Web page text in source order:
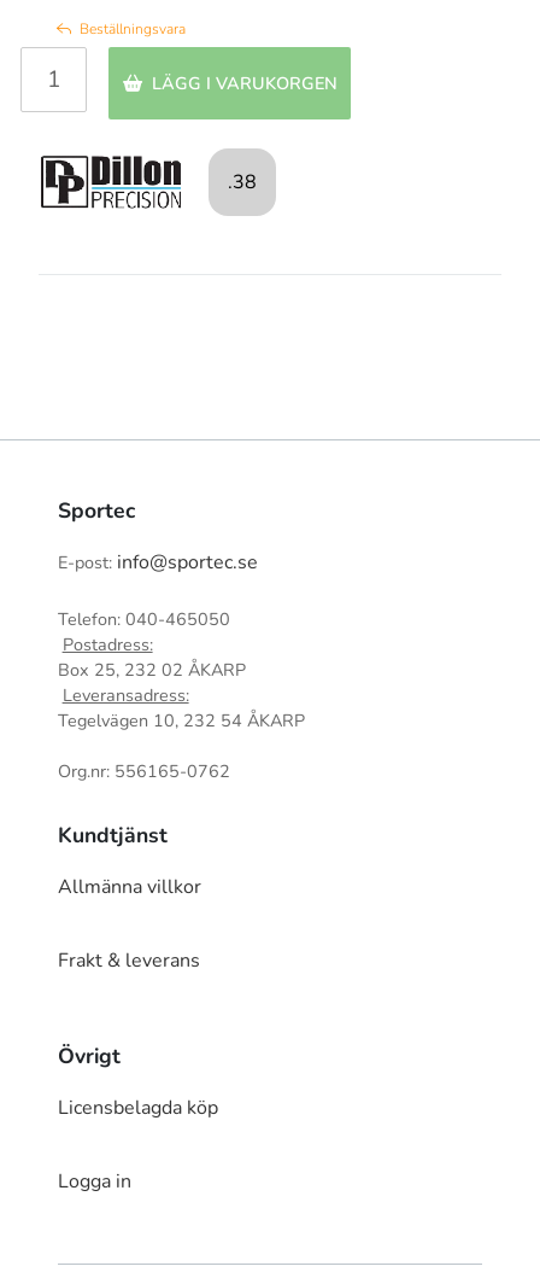
Beställningsvara
LÄGG I VARUKORGEN
.38
Sportec
E-post: info@sportec.se
Telefon: 040-465050
Postadress:
Box 25, 232 02 ÅKARP
Leveransadress:
Tegelvägen 10, 232 54 ÅKARP
Org.nr: 556165-0762
Kundtjänst
Allmänna villkor
Frakt & leverans
Övrigt
Licensbelagda köp
Logga in